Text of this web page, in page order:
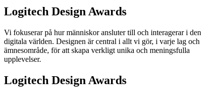
Logitech Design Awards
Vi fokuserar på hur människor ansluter till och interagerar i den
digitala världen. Designen är central i allt vi gör, i varje lag och
ämnesområde, för att skapa verkligt unika och meningsfulla
upplevelser.
Logitech Design Awards